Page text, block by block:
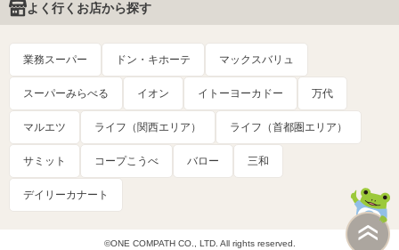
よく行くお店から探す
業務スーパー ドン・キホーテ マックスバリュ
スーパーみらべる イオン イトーヨーカドー 万代
マルエツ ライフ（関西エリア） ライフ（首都圏エリア）
サミット コープこうべ バロー 三和
デイリーカナート
©ONE COMPATH CO., LTD. All rights reserved.